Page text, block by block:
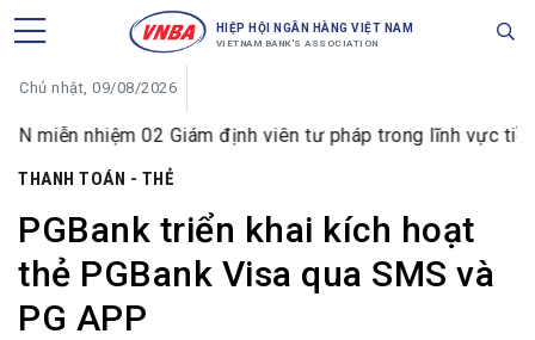
HIỆP HỘI NGÂN HÀNG VIỆT NAM
VIETNAM BANK'S ASSOCIATION
Chủ nhật, 09/08/2026
nhiệm 02 Giám định viên tư pháp trong lĩnh vực tiền tệ và
THANH TOÁN - THẺ
PGBank triển khai kích hoạt
thẻ PGBank Visa qua SMS và
PG APP